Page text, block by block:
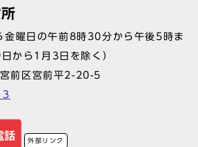
金曜日の午前8時30分から午後5時ま
から1月3日を除く）
前区宮前平2-20-5
外部リンク